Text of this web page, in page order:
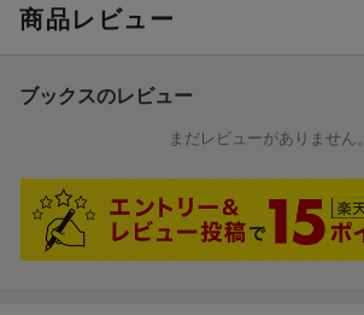
商品レビュー
ブックスのレビュー
まだレビューがありません。